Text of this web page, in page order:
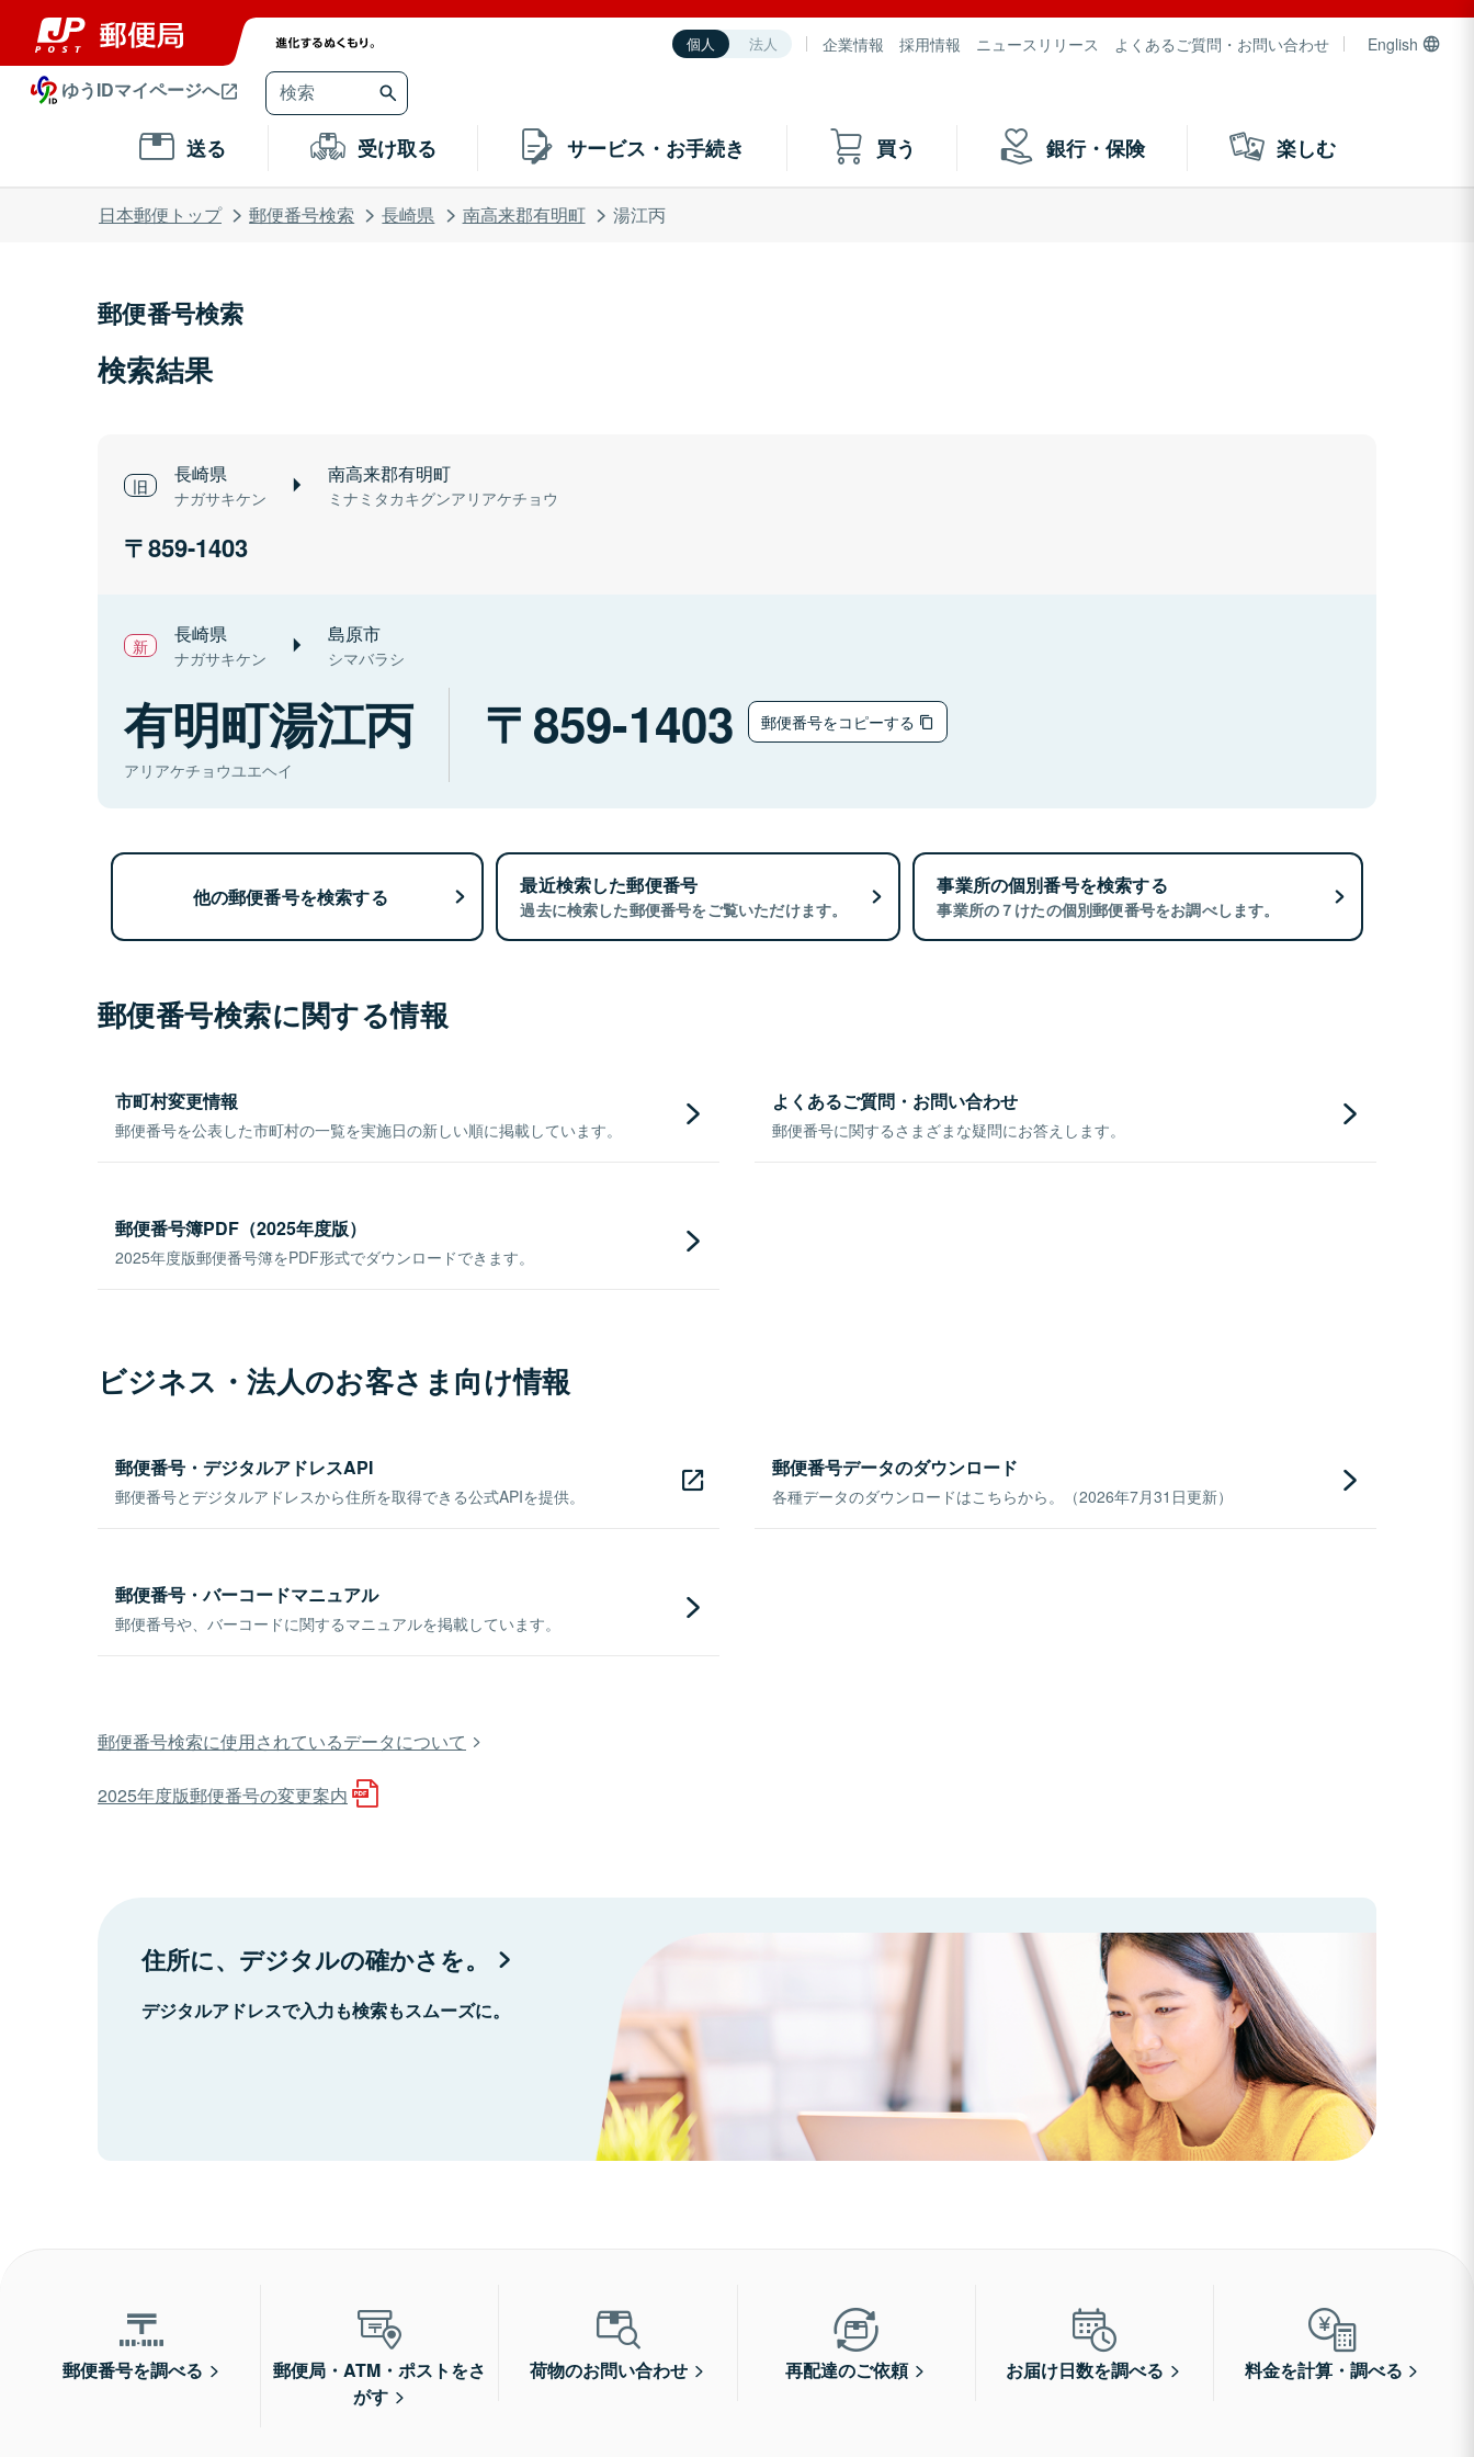
個人 法人 企業情報 採用情報 ニュースリリース よくあるご質問・お問い合わせ English
ゆうIDマイページへ
送る 受け取る サービス・お手続き 買う 銀行・保険 楽しむ
日本郵便トップ 郵便番号検索 長崎県 南高来郡有明町 湯江丙
郵便番号検索
検索結果
長崎県
ナガサキケン
南高来郡有明町
ミナミタカキグンアリアケチョウ
859-1403
長崎県
ナガサキケン
島原市
シマバラシ
有明町湯江丙
アリアケチョウユエヘイ
859-1403 郵便番号をコピーする
他の郵便番号を検索する 最近検索した郵便番号
過去に検索した郵便番号をご覧いただけます。
事業所の個別番号を検索する
事業所の７けたの個別郵便番号をお調べします。
郵便番号検索に関する情報
市町村変更情報
郵便番号を公表した市町村の一覧を実施日の新しい順に掲載しています。
よくあるご質問・お問い合わせ
郵便番号に関するさまざまな疑問にお答えします。
郵便番号簿PDF（2025年度版）
2025年度版郵便番号簿をPDF形式でダウンロードできます。
ビジネス・法人のお客さま向け情報
郵便番号・デジタルアドレスAPI
郵便番号とデジタルアドレスから住所を取得できる公式APIを提供。
郵便番号データのダウンロード
各種データのダウンロードはこちらから。（2026年7月31日更新）
郵便番号・バーコードマニュアル
郵便番号や、バーコードに関するマニュアルを掲載しています。
郵便番号検索に使用されているデータについて
2025年度版郵便番号の変更案内
住所に、デジタルの確かさを。
デジタルアドレスで入力も検索もスムーズに。
郵便番号を調べる
郵便局・ATM・ポストをさ
がす
荷物のお問い合わせ 再配達のご依頼 お届け日数を調べる 料金を計算・調べる